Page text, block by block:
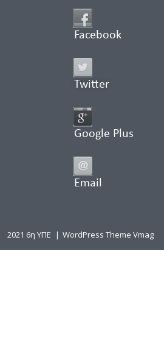
Facebook
Twitter
Google Plus
Email
2021 6η ΥΠΕ | WordPress Theme Vmag